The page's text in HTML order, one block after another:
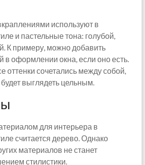
используют в
и пастельные тона: голубой,
К примеру, можно добавить
в оформлении окна, если оно есть.
оттенки сочетались между собой,
выглядеть цельным.
для интерьера в
считается дерево. Однако
материалов не станет
стилистики.